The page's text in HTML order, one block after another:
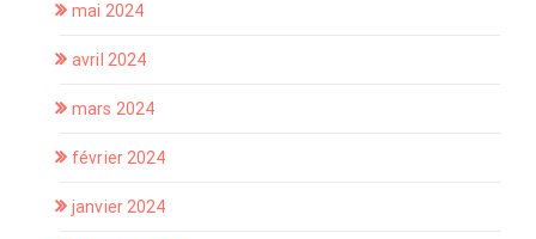
mai 2024
avril 2024
mars 2024
février 2024
janvier 2024